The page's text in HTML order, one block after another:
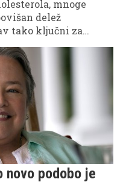
mnoge
delež
tako ključni za
za naše zdravje?
novo podobo je